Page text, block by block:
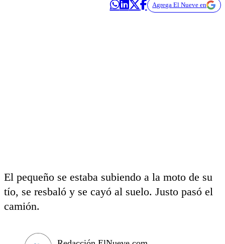
Agrega El Nueve en
El pequeño se estaba subiendo a la moto de su
tío, se resbaló y se cayó al suelo. Justo pasó el
camión.